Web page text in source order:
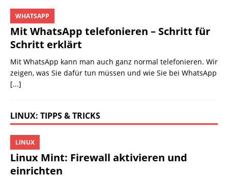
Mit WhatsApp telefonieren – Schritt für
Schritt erklärt
WHATSAPP
Mit WhatsApp kann man auch ganz normal telefonieren. Wir
zeigen, was Sie dafür tun müssen und wie Sie bei WhatsApp
[...]
LINUX: TIPPS & TRICKS
Linux Mint: Firewall aktivieren und
einrichten
LINUX